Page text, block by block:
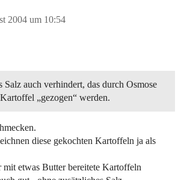
2004 um 10:54
auch verhindert, das durch Osmose
„gezogen“ werden.
diese gekochten Kartoffeln ja als
etwas Butter bereitete Kartoffeln